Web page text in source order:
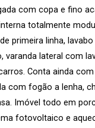
com copa e fino
totalmente
primeira linha,
varanda lateral com
Conta ainda
com fogão a lenha,
Imóvel todo em
fotovoltaico e